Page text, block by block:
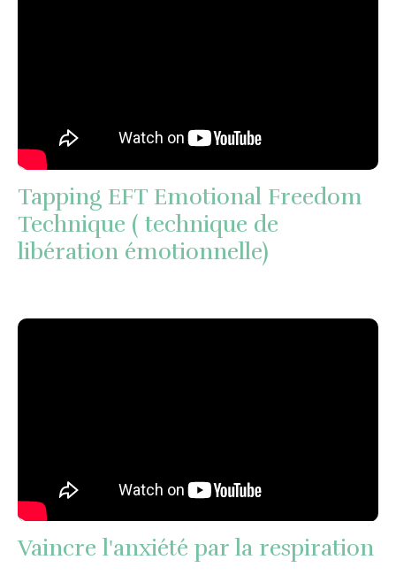
Tapping EFT Emotional Freedom
Technique ( technique de
libération émotionnelle)
Vaincre l'anxiété par la respiration